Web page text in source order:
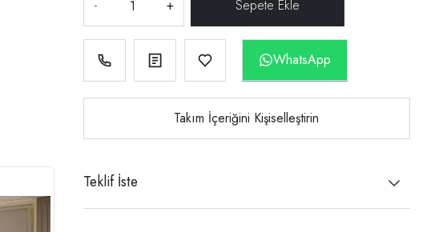
- +
WhatsApp
Takım İçeriğini Kişiselleştirin
Teklif İste